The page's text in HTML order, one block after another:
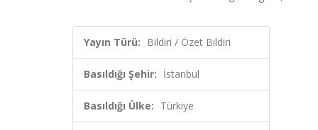
Yayın Türü: Bildiri / Özet Bildiri
Basıldığı Şehir: İstanbul
Basıldığı Ülke: Türkiye